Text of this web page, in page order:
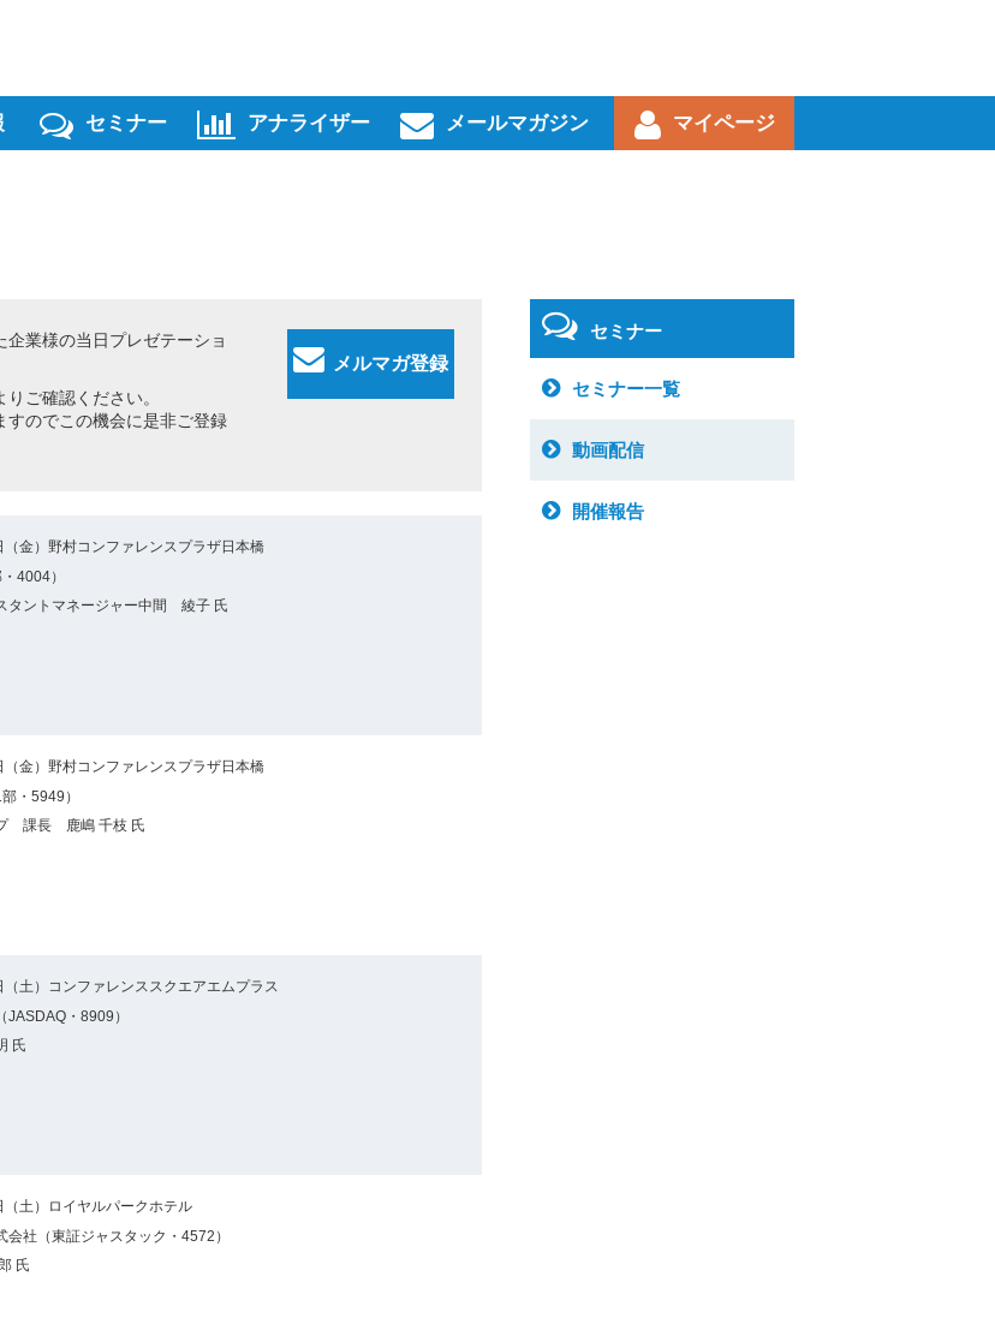
セミナー アナライザー メールマガジン マイページ
業様の当日プレゼテーショ
ご確認ください。
のでこの機会に是非ご登録
メルマガ登録
金）野村コンファレンスプラザ日本橋
4004）
ントマネージャー中間 綾子 氏
金）野村コンファレンスプラザ日本橋
・5949）
課長 鹿嶋 千枝 氏
土）コンファレンススクエアエムプラス
・8909）
氏
土）ロイヤルパークホテル
社（東証ジャスタック・4572）
氏
セミナー
セミナー一覧
動画配信
開催報告